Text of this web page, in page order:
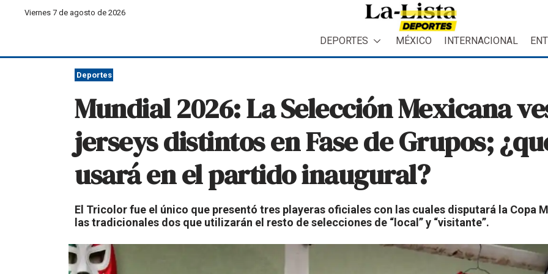
Viernes 7 de agosto de 2026
DEPORTES MÉXICO INTERNACIONAL
Deportes
Mundial 2026: La Selección Mexicana
jerseys distintos en Fase de Grupos;
usará en el partido inaugural?
El Tricolor fue el único que presentó tres playeras oficiales con las cuales disputará la Copa
las tradicionales dos que utilizarán el resto de selecciones de “local” y “visitante”.